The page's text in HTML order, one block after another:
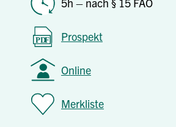
Prospekt
Online
Merkliste